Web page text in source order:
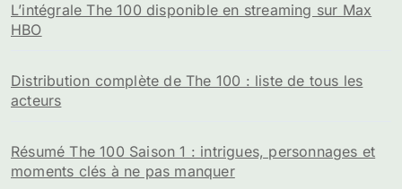
L’intégrale The 100 disponible en streaming sur Max
HBO
Distribution complète de The 100 : liste de tous les
acteurs
Résumé The 100 Saison 1 : intrigues, personnages et
moments clés à ne pas manquer